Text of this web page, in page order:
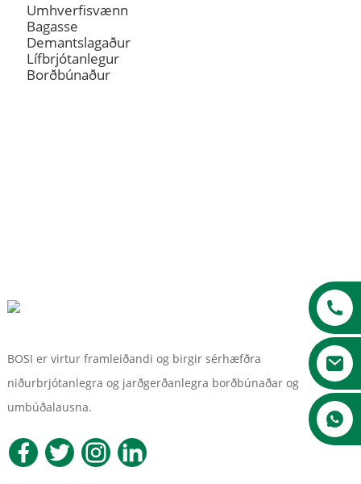
Umhverfisvænn
Bagasse
Demantslagaður
Lífbrjótanlegur
Borðbúnaður
BOSI er virtur framleiðandi og birgir sérhæfðra
niðurbrjótanlegra og jarðgerðanlegra borðbúnaðar og
umbúðalausna.